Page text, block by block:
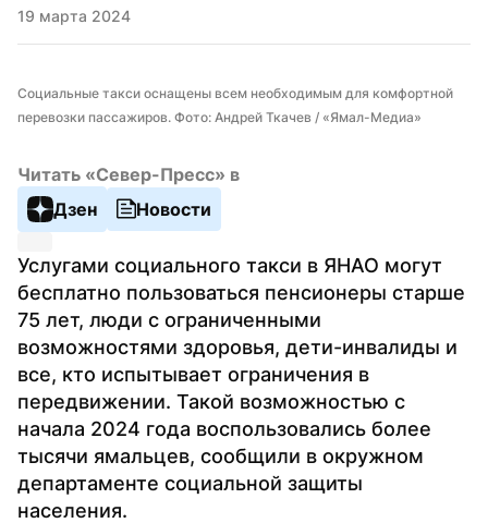
19 марта 2024
Социальные такси оснащены всем необходимым для комфортной
перевозки пассажиров. Фото: Андрей Ткачев / «Ямал-Медиа»
Читать «Север-Пресс» в
Дзен
Новости
Услугами социального такси в ЯНАО могут
бесплатно пользоваться пенсионеры старше
75 лет, люди с ограниченными
возможностями здоровья, дети-инвалиды и
все, кто испытывает ограничения в
передвижении. Такой возможностью с
начала 2024 года воспользовались более
тысячи ямальцев, сообщили в окружном
департаменте социальной защиты
населения.